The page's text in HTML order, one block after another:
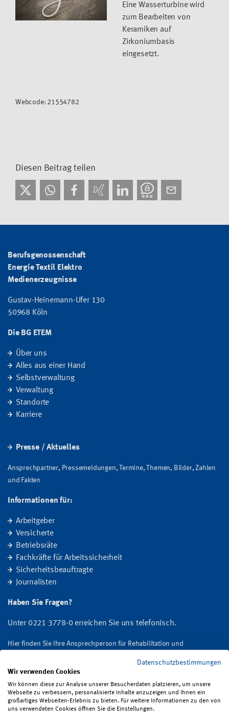
Eine Wasserturbine wird
zum Bearbeiten von
Keramiken auf
Zirkoniumbasis
eingesetzt.
Webcode: 21554782
Diesen Beitrag teilen
Berufsgenossenschaft
Energie Textil Elektro
Medienerzeugnisse
Gustav-Heinemann-Ufer 130
50968 Köln
Die BG ETEM
Über uns
Alles aus einer Hand
Selbstverwaltung
Verwaltung
Standorte
Karriere
Presse / Aktuelles
Ansprechpartner, Pressemeldungen, Termine, Themen, Bilder, Zahlen
und Fakten
Informationen für:
Arbeitgeber
Versicherte
Betriebsräte
Fachkräfte für Arbeitssicherheit
Sicherheitsbeauftragte
Journalisten
Haben Sie Fragen?
Unter 0221 3778-0 erreichen Sie uns telefonisch.
Hier finden Sie Ihre Ansprechperson für Rehabilitation und
Folgen Sie uns:
Datenschutzbestimmungen
Wir verwenden Cookies
Wir können diese zur Analyse unserer Besucherdaten platzieren, um unsere
Webseite zu verbessern, personalisierte Inhalte anzuzeigen und Ihnen ein
großartiges Webseiten-Erlebnis zu bieten. Für weitere Informationen zu den von
uns verwendeten Cookies öffnen Sie die Einstellungen.